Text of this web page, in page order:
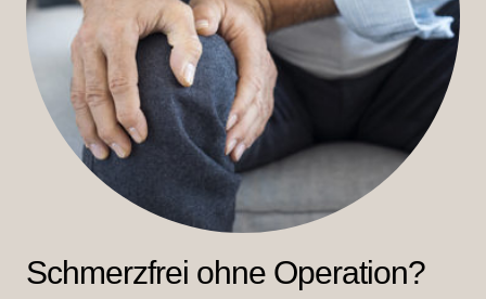
Schmerzfrei ohne Operation?